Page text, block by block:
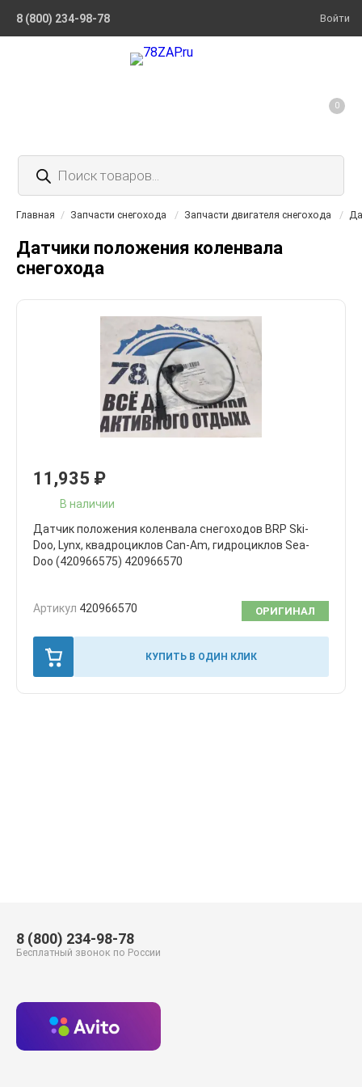
8 (800) 234-98-78 Войти
Поиск
товаров
0
Главная / Запчасти снегохода / Запчасти двигателя снегохода /
Датчики положения коленвала
снегохода
11,935 ₽
В наличии
Датчик положения коленвала снегоходов BRP Ski-
Doo, Lynx, квадроциклов Can-Am, гидроциклов Sea-
Doo (420966575) 420966570
Артикул 420966570 ОРИГИНАЛ
КУПИТЬ В ОДИН КЛИК
8 (800) 234-98-78
Бесплатный звонок по России